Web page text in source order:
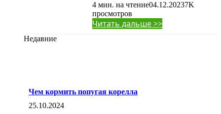
4 мин. на чтение04.12.20237K
просмотров
Читать дальше >>
Недавние
Чем кормить попугая корелла
25.10.2024